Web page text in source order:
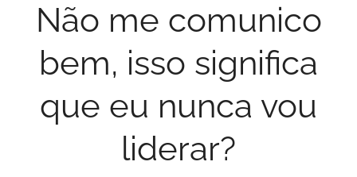
Não me comunico
bem, isso significa
que eu nunca vou
liderar?